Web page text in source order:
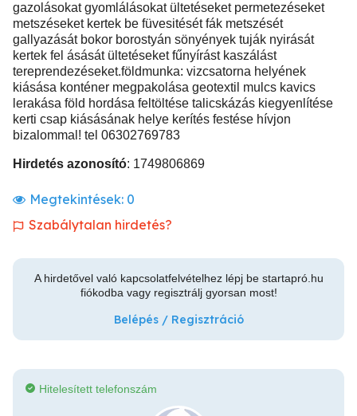
gazolásokat gyomlálásokat ültetéseket permetezéseket
metszéseket kertek be füvesitését fák metszését
gallyazását bokor borostyán sönyények tuják nyirását
kertek fel ásását ültetéseket fűnyírást kaszálást
tereprendezéseket.földmunka: vizcsatorna helyének
kiásása konténer megpakolása geotextil mulcs kavics
lerakása föld hordása feltöltése talicskázás kiegyenlítése
kerti csap kiásásának helye kerítés festése hívjon
bizalommal! tel 06302769783
Hirdetés azonosító: 1749806869
Megtekintések: 0
Szabálytalan hirdetés?
A hirdetővel való kapcsolatfelvételhez lépj be startapró.hu
fiókodba vagy regisztrálj gyorsan most!
Belépés / Regisztráció
Hitelesített telefonszám